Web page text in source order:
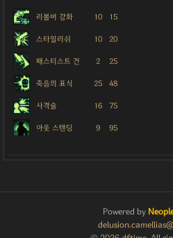
리볼버 강화 10 15
스타일리쉬 10 20
패스티스트 건 2 25
죽음의 표식 25 48
사격술 16 75
아웃 스탠딩 9 95
Powered by